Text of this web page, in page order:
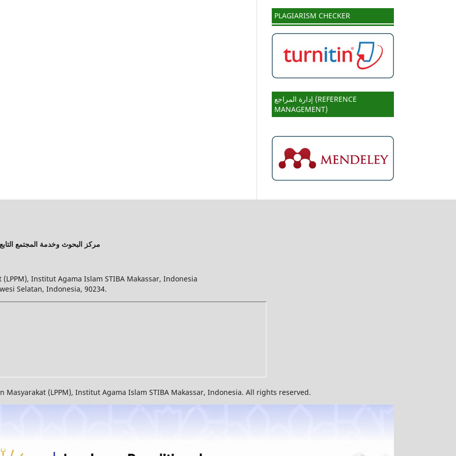
PLAGIARISM CHECKER
إدارة المراجع (REFERENCE
MANAGEMENT)
مركز البحوث وخدمة المجتمع
Institut Agama Islam STIBA Makassar, Indonesia
Selatan, Indonesia, 90234.
Masyarakat (LPPM), Institut Agama Islam STIBA Makassar, Indonesia. All rights reserved.